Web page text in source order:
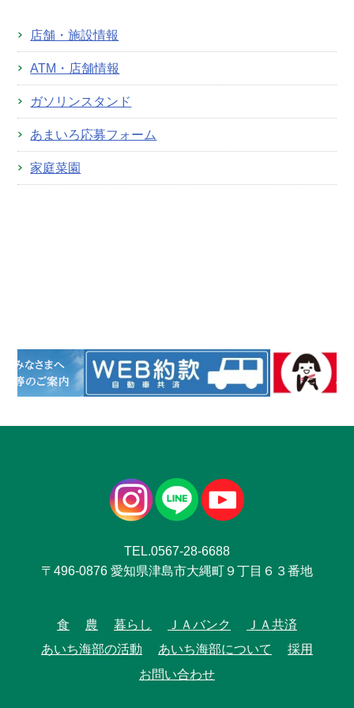
店舗・施設情報
ATM・店舗情報
ガソリンスタンド
あまいろ応募フォーム
家庭菜園
TEL.0567-28-6688
〒496-0876 愛知県津島市大縄町９丁目６３番地
食 農 暮らし ＪＡバンク
ＪＡ共済
あいち海部の活動
あいち海部について
採用
お問い合わせ